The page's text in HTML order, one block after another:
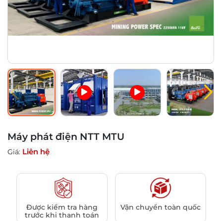
Máy phát điện NTT MTU
Giá: Liên hệ
Được kiểm tra hàng
trước khi thanh toán
Vận chuyển toàn quốc